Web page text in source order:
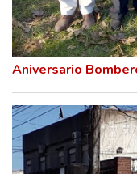
Aniversario